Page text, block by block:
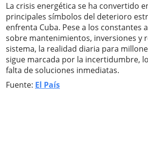
La crisis energética se ha convertido
principales símbolos del deterioro
enfrenta Cuba. Pese a los constantes
sobre mantenimientos, inversiones y
sistema, la realidad diaria para
sigue marcada por la incertidumbre,
falta de soluciones inmediatas.
Fuente: El País